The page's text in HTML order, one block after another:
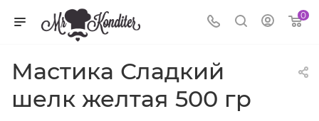
0
Мастика Сладкий
шелк желтая 500 гр